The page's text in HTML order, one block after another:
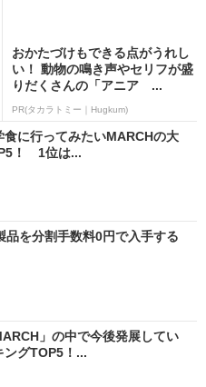
おかたづけもできる点がうれし
い！ 動物の鳴き声やセリフが盛
りだくさんの「アニア ...
PR(タカラトミー｜Hugkum)
食に行ってみたいMARCHの大
！ 1位は...
を分割手数料0円で入手する
」の中で今後発展してい
ングTOP5！...